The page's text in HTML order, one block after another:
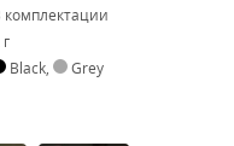
комплектации
Black, Grey